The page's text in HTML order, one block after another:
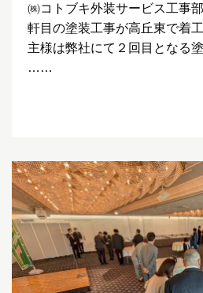
㈱コトブキ外装サービス工事
軒目の塗装工事が高丘東で着
主様は弊社にて２回目となる
……